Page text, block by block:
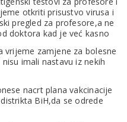
otkriti prisustvo virusa i
pregled za profesore,a ne
doktora kad je već kasno
vrijeme zamjene za bolesne
imali nastavu iz nekih
nacrt plana vakcinacije
BiH,da se odrede